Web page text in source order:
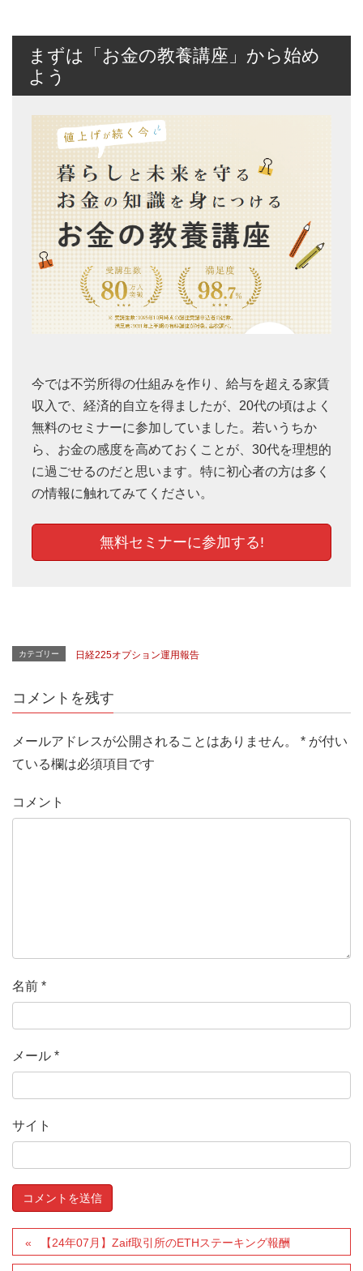
まずは「お金の教養講座」から始め
よう
今では不労所得の仕組みを作り、給与を超える家賃
収入で、経済的自立を得ましたが、20代の頃はよく
無料のセミナーに参加していました。若いうちか
ら、お金の感度を高めておくことが、30代を理想的
に過ごせるのだと思います。特に初心者の方は多く
の情報に触れてみてください。
無料セミナーに参加する!
カテゴリー 日経225オプション運用報告
コメントを残す
メールアドレスが公開されることはありません。 * が付い
ている欄は必須項目です
コメント
名前 *
メール *
サイト
【24年07月】Zaif取引所のETHステーキング報酬